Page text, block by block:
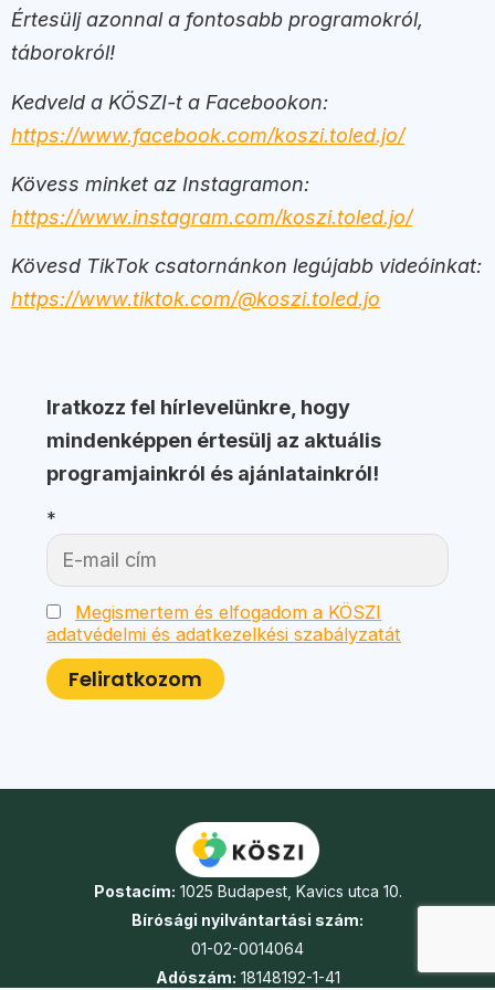
Értesülj azonnal a fontosabb programokról,
táborokról!
Kedveld a KÖSZI-t a Facebookon:
https://www.facebook.com/koszi.toled.jo/
Kövess minket az Instagramon:
https://www.instagram.com/koszi.toled.jo/
Kövesd TikTok csatornánkon legújabb videóinkat:
https://www.tiktok.com/@koszi.toled.jo
Iratkozz fel hírlevelünkre, hogy
mindenképpen értesülj az aktuális
programjainkról és ajánlatainkról!
*
Megismertem és elfogadom a KÖSZI
adatvédelmi és adatkezelkési szabályzatát
Postacím: 1025 Budapest, Kavics utca 10.
Bírósági nyilvántartási szám:
01-02-0014064
Adószám: 18148192-1-41